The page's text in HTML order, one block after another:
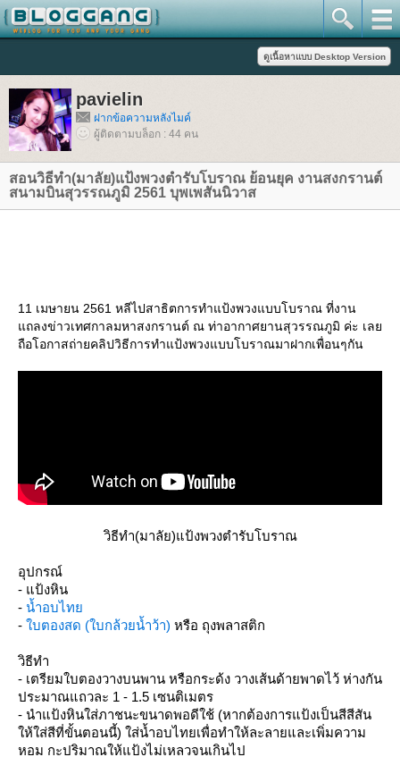
pavielin
ฝากข้อความหลังไมค์
ผู้ติดตามบล็อก : 44 คน
สอนวิธีทำ(มาลัย)แป้งพวงตำรับโบราณ ย้อนยุค งานสงกรานต์
สนามบินสุวรรณภูมิ 2561 บุพเพสันนิวาส
11 เมษายน 2561 หลีไปสาธิตการทำแป้งพวงแบบโบราณ ที่งาน
ถลงข่าวเทศกาลมหาสงกรานต์ ณ ท่าอากาศยานสุวรรณภูมิ ค่ะ เล
ถือโอกาสถ่ายคลิปวิธีการทำแป้งพวงแบบโบราณมาฝากเพื่อนๆกัน
วิธีทำ(มาลัย)แป้งพวงตำรับโบราณ
อุปกรณ์
- แป้งหิน
- น้ำอบไท
- บตองสด (ใบกล้วยน้ำว้า) หรือ ถุงพลาสติก
วิธีทำ
- เตรียมใบตองวางบนพาน หรือกระด้ง วางเส้นด้ายพาดไว้ ห่างกัน
ประมาณแถวละ 1 - 1.5 เซนติเมตร
- นำแป้งหินใส่ภาชนะขนาดพอดีใช้ (หากต้องการแป้งเป็นสีสีสัน
ห้ใส่สีที่ขั้นตอนนี้) ใส่น้ำอบไทยเพื่อทำให้ละลายและเพิ่มความ
หอม กะปริมาณให้แป้งไม่เหลวจนเกินไป